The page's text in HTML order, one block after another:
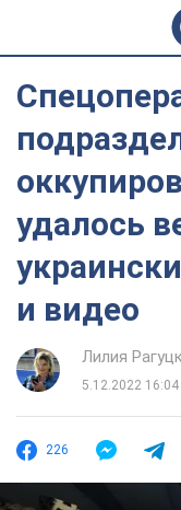
удалось
и видео
Лилия
5.12.2022 16:04
226